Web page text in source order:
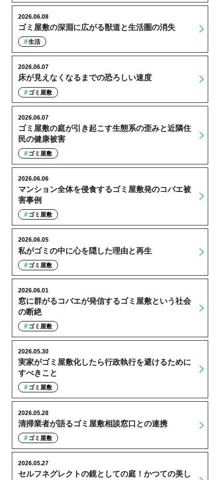
ゴミ屋敷の深淵に広がる獣道と生活圏の消失
2026.06.08
生活
床が見えなくなるまでの恐ろしい速度
2026.06.07
ゴミ屋敷
ゴミ屋敷の庭が引き起こす生態系の歪みと近隣住
民の健康被害
2026.06.07
ゴミ屋敷
マンション全体を侵食するゴミ屋敷発のコバエ被
害事例
2026.06.06
ゴミ屋敷
私がゴミの中に心を隠した理由と再生
2026.06.05
ゴミ屋敷
窓に群がるコバエが発信するゴミ屋敷という社会
の断絶
2026.06.01
ゴミ屋敷
実家がゴミ屋敷化したら行政執行を避けるために
すべきこと
2026.05.30
ゴミ屋敷
清掃業者が語るゴミ屋敷相談窓口との連携
2026.05.28
ゴミ屋敷
セルフネグレクトの鏡としての庭！かつての美し
2026.05.27